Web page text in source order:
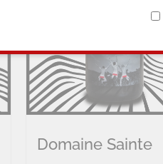
Domaine Sainte